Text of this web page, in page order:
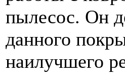
пылесос. Он
данного
наилучшего